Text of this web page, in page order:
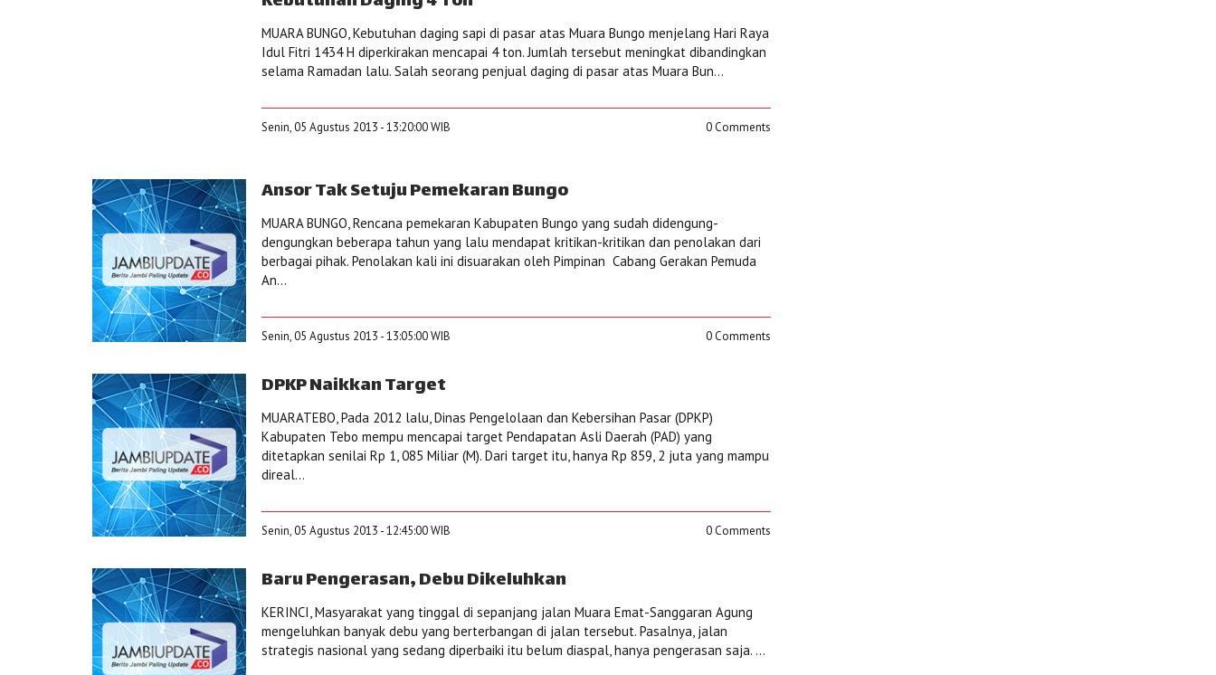
MUARA BUNGO, Kebutuhan daging sapi di pasar atas Muara Bungo menjelang Hari Raya
Idul Fitri 1434 H diperkirakan mencapai 4 ton. Jumlah tersebut meningkat dibandingkan
selama Ramadan lalu. Salah seorang penjual daging di pasar atas Muara Bun...
Senin, 05 Agustus 2013 - 13:20:00 WIB 0 Comments
Ansor Tak Setuju Pemekaran Bungo
MUARA BUNGO, Rencana pemekaran Kabupaten Bungo yang sudah didengung-
dengungkan beberapa tahun yang lalu mendapat kritikan-kritikan dan penolakan dari
berbagai pihak. Penolakan kali ini disuarakan oleh Pimpinan Cabang Gerakan Pemuda
An...
Senin, 05 Agustus 2013 - 13:05:00 WIB 0 Comments
DPKP Naikkan Target
MUARATEBO, Pada 2012 lalu, Dinas Pengelolaan dan Kebersihan Pasar (DPKP)
Kabupaten Tebo mempu mencapai target Pendapatan Asli Daerah (PAD) yang
ditetapkan senilai Rp 1, 085 Miliar (M). Dari target itu, hanya Rp 859, 2 juta yang mampu
direal...
Senin, 05 Agustus 2013 - 12:45:00 WIB 0 Comments
Baru Pengerasan, Debu Dikeluhkan
KERINCI, Masyarakat yang tinggal di sepanjang jalan Muara Emat-Sanggaran Agung
mengeluhkan banyak debu yang berterbangan di jalan tersebut. Pasalnya, jalan
strategis nasional yang sedang diperbaiki itu belum diaspal, hanya pengerasan saja. ...